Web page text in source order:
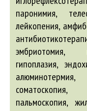
паронимия,
лейкопения,
эмбриотомия,
гипоплазия,
пальмоскопия,